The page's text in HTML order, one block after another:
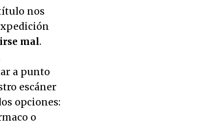
nos
mal.
a punto
escáner
opciones:
o